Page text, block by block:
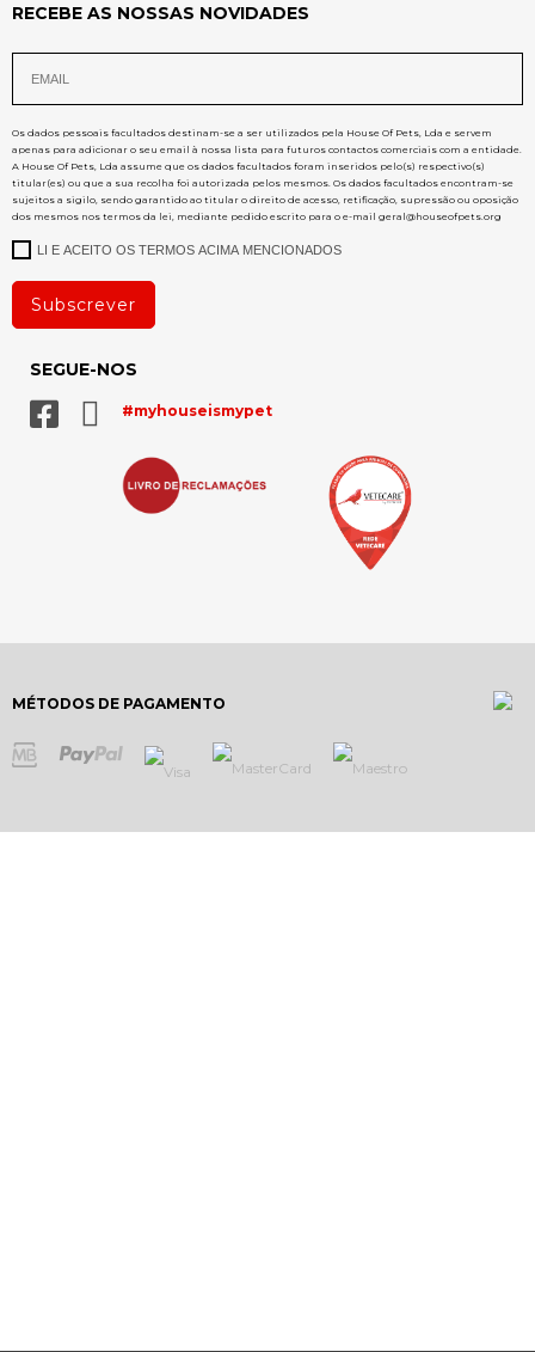
RECEBE AS NOSSAS NOVIDADES
Os dados pessoais facultados destinam-se a ser utilizados pela House Of Pets, Lda e servem
apenas para adicionar o seu email à nossa lista para futuros contactos comerciais com a entidade.
A House Of Pets, Lda assume que os dados facultados foram inseridos pelo(s) respectivo(s)
titular(es) ou que a sua recolha foi autorizada pelos mesmos. Os dados facultados encontram-se
sujeitos a sigilo, sendo garantido ao titular o direito de acesso, retificação, supressão ou oposição
dos mesmos nos termos da lei, mediante pedido escrito para o e-mail geral@houseofpets.org
LI E ACEITO OS TERMOS ACIMA MENCIONADOS
Subscrever
SEGUE-NOS
#myhouseismypet
MÉTODOS DE PAGAMENTO